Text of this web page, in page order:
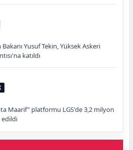
Yusuf Tekin, Yüksek Askeri
katıldı
Maarif" platformu LGS'de 3,2 milyon
edildi